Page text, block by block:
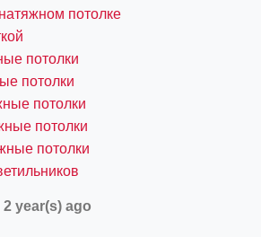
потолке
потолки
потолки
потолки
потолки
потолки
2 year(s) ago